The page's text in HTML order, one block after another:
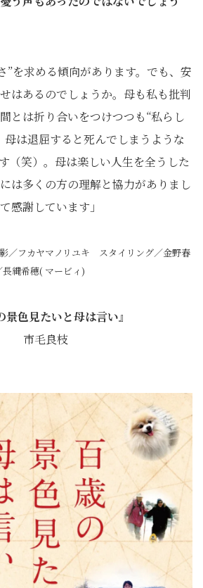
”を求める傾向があります。でも、安
はあるのでしょうか。母も私も批判
とは折り合いをつけつつも“私らし
母は退屈すると死んでしまうような
（笑）。母は楽しい人生を全うした
は多くの方の理解と協力がありまし
感謝しています」
／フカヤマノリユキ スタイリング／金野春
縄希穂( マービィ)
景色見たいと母は言い』
市毛良枝